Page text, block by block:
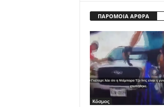
ΠΑΡΟΜΟΙΑ ΑΡΘΡΑ
Κόσμος